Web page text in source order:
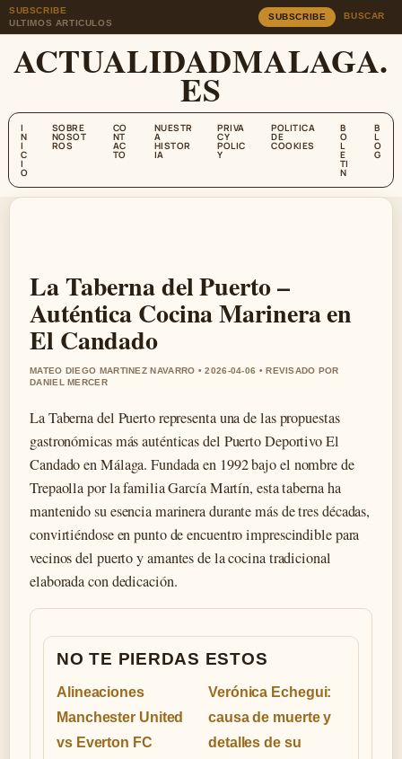
SUBSCRIBE
ULTIMOS ARTICULOS
SUBSCRIBE BUSCAR
ACTUALIDADMALAGA.
ES
I
N
I
C
I
O
SOBRE
NOSOT
ROS
CO
NT
AC
TO
NUESTR
A
HISTOR
IA
PRIVA
CY
POLIC
Y
POLITICA
DE
COOKIES
B
O
L
E
TI
N
B
L
O
G
La Taberna del Puerto –
Auténtica Cocina Marinera en
El Candado
MATEO DIEGO MARTINEZ NAVARRO • 2026-04-06 • REVISADO POR
DANIEL MERCER
La Taberna del Puerto representa una de las propuestas
gastronómicas más auténticas del Puerto Deportivo El
Candado en Málaga. Fundada en 1992 bajo el nombre de
Trepaolla por la familia García Martín, esta taberna ha
mantenido su esencia marinera durante más de tres décadas,
convirtiéndose en punto de encuentro imprescindible para
vecinos del puerto y amantes de la cocina tradicional
elaborada con dedicación.
NO TE PIERDAS ESTOS
Alineaciones
Manchester United
vs Everton FC
Verónica Echegui:
causa de muerte y
detalles de su